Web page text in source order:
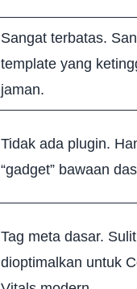
Sangat terbatas.
template yang
jaman.
Tidak ada plugin.
“gadget” bawaan
Tag meta dasar.
dioptimalkan untuk